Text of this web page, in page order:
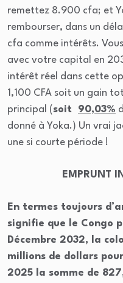
remettez 8.900 cfa; et
rembourser, dans un
cfa comme intérêts.
avec votre capital en
intérêt réel dans cette
1,100 CFA soit un gain
principal (soit 90,03%
donné à Yoka.) Un vrai
une si courte période !
EMPRUNT
En termes toujours
signifie que le Congo
Décembre 2032, la
millions de dollars
2025 la somme de